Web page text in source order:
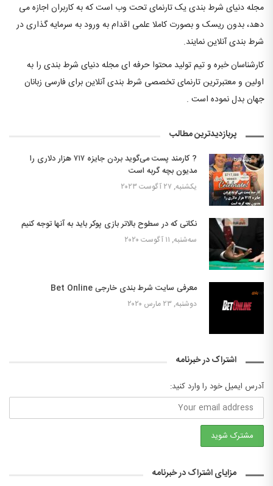
مجله دنیای شرط بندی یک تارنمای تحت وب است که به کاربران اجازه می
دهد، بدون ریسک و بصورت کاملا علمی اقدام به ورود به سرمایه گذاری در
شرط بندی آنلاین نمایند.
کارشناسان خبره و تیم تولید محتوا حرفه ای مجله دنیای شرط بندی را به
اولین و معتبرترین تارنمای تخصصی شرط بندی آنلاین برای فارسی زبانان
جهان بدل نموده است .
پربازدیدترین مطالب
? کارمند پست می‌گوید بردن جایزه ۷۱۷ هزار دلاری را
مدیون بچه گربه است
یکشنبه, ۲۷ آگوست ۲۰۲۳
نکاتی که در سطوح بالاتر بازی پوکر باید به آنها توجه کنیم
سه‌شنبه, ۱۱ آگوست ۲۰۲۰
معرفی سایت شرط بندی خارجی Bet Online
دوشنبه, ۲۳ مارس ۲۰۲۰
اشتراک در خبرنامه
آدرس ایمیل خود را وارد کنید:
مزایای اشتراک در خبرنامه